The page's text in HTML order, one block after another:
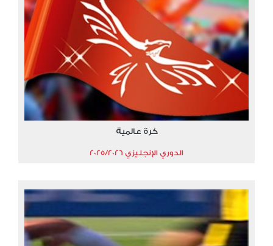
كرة عالمية
الدوري الإنجليزي 2025/2026